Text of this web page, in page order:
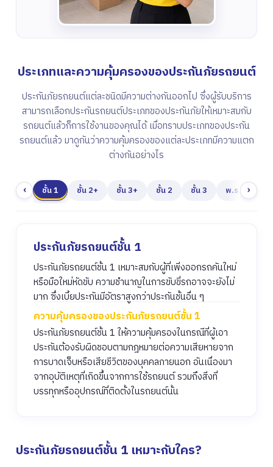
ประเภทและความคุ้มครองของประกันภัยรถยนต์
ประกันภัยรถยนต์แต่ละชนิดมีความต่างกันออกไป ซึ่งผู้รับบริการ
สามารถเลือกประกันรถยนต์ประเภทของประกันภัยให้เหมาะสมกับ
รถยนต์แล้วก็การใช้งานของคุณได้ เมื่อทราบประเภทของประกัน
รถยนต์แล้ว มาดูกันว่าความคุ้มครองของแต่ละประเภทมีความแตก
ต่างกันอย่างไร
‹ ชั้น 1 ชั้น 2+ ชั้น 3+ ชั้น 2 ชั้น 3 พ.ร.บ.›
ประกันภัยรถยนต์ชั้น 1
ประกันภัยรถยนต์ชั้น 1 เหมาะสมกับผู้ที่เพิ่งออกรถคันใหม่
หรือมือใหม่หัดขับ ความชำนาญในการขับขี่รถอาจจะยังไม่
มาก ซึ่งเบี้ยประกันมีอัตราสูงกว่าประกันชั้นอื่น ๆ
ความคุ้มครองของประกันภัยรถยนต์ชั้น 1
ประกันภัยรถยนต์ชั้น 1 ให้ความคุ้มครองในกรณีที่ผู้เอา
ประกันต้องรับผิดชอบตามกฎหมายต่อความเสียหายจาก
การบาดเจ็บหรือเสียชีวิตของบุคคลภายนอก อันเนื่องมา
จากอุบัติเหตุที่เกิดขึ้นจากการใช้รถยนต์ รวมถึงสิ่งที่
บรรทุกหรืออุปกรณ์ที่ติดตั้งในรถยนต์นั้น
ประกันภัยรถยนต์ชั้น 1 เหมาะกับใคร?